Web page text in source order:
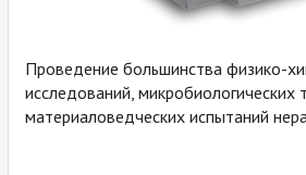
Проведение большинства физико-
исследований, микробиологических
материаловедческих испытаний